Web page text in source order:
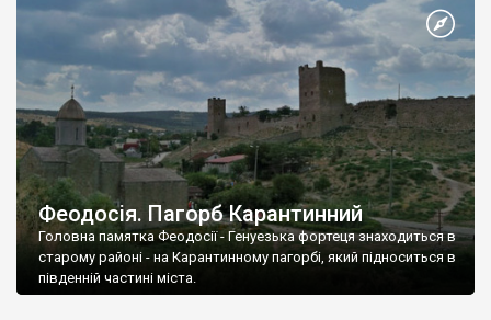
Феодосія. Пагорб Карантинний
Головна памятка Феодосії - Генуезька фортеця знаходиться в
старому районі - на Карантинному пагорбі, який підноситься в
південній частині міста.